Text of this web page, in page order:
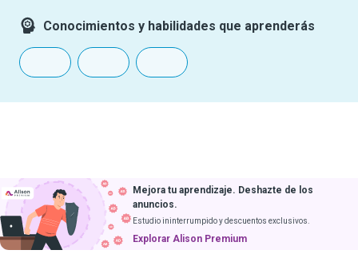
Conocimientos y habilidades que aprenderás
Mejora tu aprendizaje. Deshazte de los
anuncios.
Estudio ininterrumpido y descuentos exclusivos.
Explorar Alison Premium